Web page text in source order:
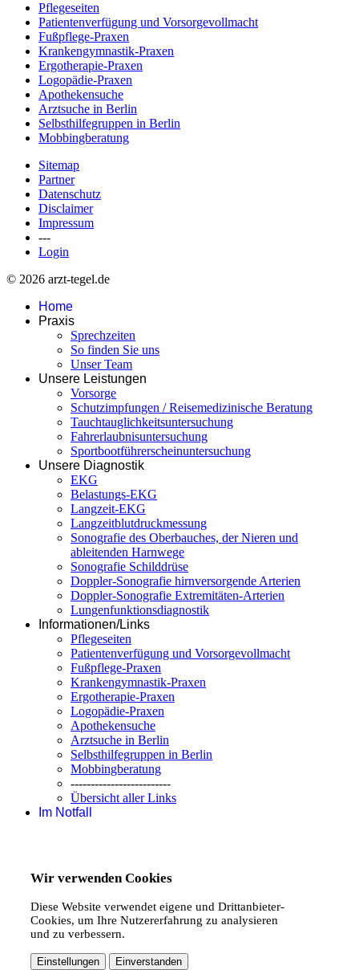
Pflegeseiten
Patientenverfügung und Vorsorgevollmacht
Fußpflege-Praxen
Krankengymnastik-Praxen
Ergotherapie-Praxen
Logopädie-Praxen
Apothekensuche
Arztsuche in Berlin
Selbsthilfegruppen in Berlin
Mobbingberatung
Sitemap
Partner
Datenschutz
Disclaimer
Impressum
---
Login
© 2026 arzt-tegel.de
Home
Praxis
Sprechzeiten
So finden Sie uns
Unser Team
Unsere Leistungen
Vorsorge
Schutzimpfungen / Reisemedizinische Beratung
Tauchtauglichkeitsuntersuchung
Fahrerlaubnisuntersuchung
Sportbootführerscheinuntersuchung
Unsere Diagnostik
EKG
Belastungs-EKG
Langzeit-EKG
Langzeitblutdruckmessung
Sonografie des Oberbauches, der Nieren und
ableitenden Harnwege
Sonografie Schilddrüse
Doppler-Sonografie hirnversorgende Arterien
Doppler-Sonografie Extremitäten-Arterien
Lungenfunktionsdiagnostik
Informationen/Links
Pflegeseiten
Patientenverfügung und Vorsorgevollmacht
Fußpflege-Praxen
Krankengymnastik-Praxen
Ergotherapie-Praxen
Logopädie-Praxen
Apothekensuche
Arztsuche in Berlin
Selbsthilfegruppen in Berlin
Mobbingberatung
-------------------------
Übersicht aller Links
Im Notfall
Wir verwenden Cookies
Diese Website verwendet eigene und Drittanbieter-
Cookies, um Ihre Nutzererfahrung zu analysieren
und zu verbessern.
Einstellungen Einverstanden